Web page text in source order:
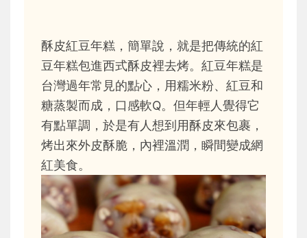
酥皮紅豆年糕，簡單說，就是把傳統的紅
豆年糕包進西式酥皮裡去烤。紅豆年糕是
台灣過年常見的點心，用糯米粉、紅豆和
糖蒸製而成，口感軟Q。但年輕人覺得它
有點單調，於是有人想到用酥皮來包裹，
烤出來外皮酥脆，內裡溫潤，瞬間變成網
紅美食。